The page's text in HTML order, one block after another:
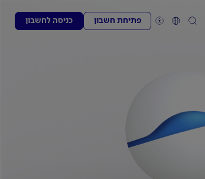
פתיחת חשבון כניסה לחשבון